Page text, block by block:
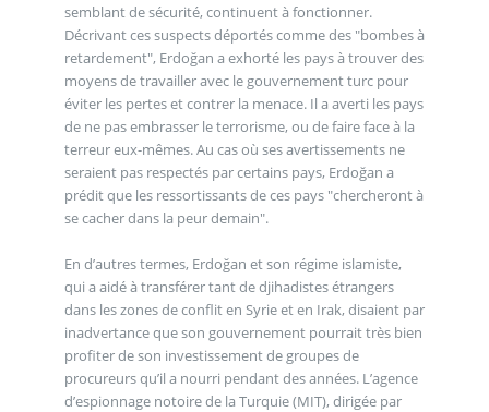
semblant de sécurité, continuent à fonctionner.
Décrivant ces suspects déportés comme des "bombes à
retardement", Erdoğan a exhorté les pays à trouver des
moyens de travailler avec le gouvernement turc pour
éviter les pertes et contrer la menace. Il a averti les pays
de ne pas embrasser le terrorisme, ou de faire face à la
terreur eux-mêmes. Au cas où ses avertissements ne
seraient pas respectés par certains pays, Erdoğan a
prédit que les ressortissants de ces pays "chercheront à
se cacher dans la peur demain".
En d’autres termes, Erdoğan et son régime islamiste,
qui a aidé à transférer tant de djihadistes étrangers
dans les zones de conflit en Syrie et en Irak, disaient par
inadvertance que son gouvernement pourrait très bien
profiter de son investissement de groupes de
procureurs qu’il a nourri pendant des années. L’agence
d’espionnage notoire de la Turquie (MIT), dirigée par